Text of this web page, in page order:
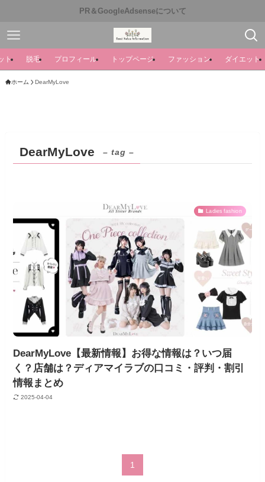
PR＆GoogleAdsenseについて
ト 脱毛 プロフィール トップページ ファッション ダイエット
ホーム DearMyLove
DearMyLove – tag –
Ladies fashion
DearMyLove【最新情報】お得な情報は？いつ届
く？店舗は？ディアマイラブの口コミ・評判・割引
情報まとめ
2025-04-04
1